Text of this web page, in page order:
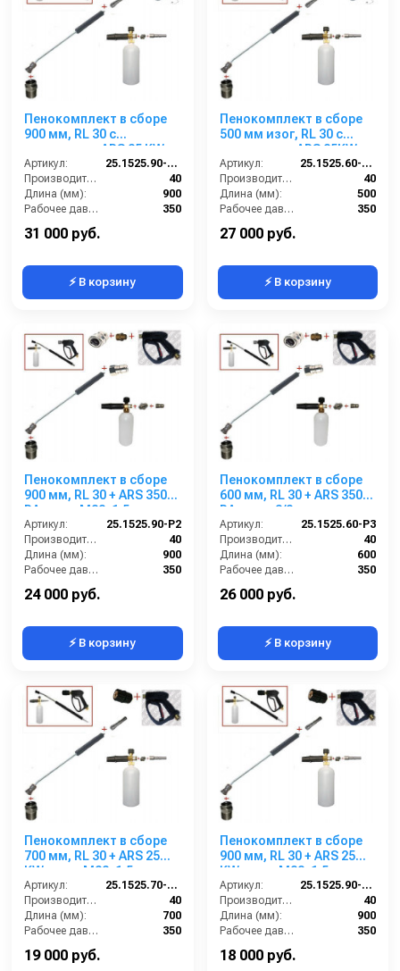
Пенокомплект в сборе
900 мм, RL 30 с
дренажем + ARS 25 KW;
вход М22х1,5ш.
Артикул:
25.1525.90-KW2D
Производительность (л/мин):
40
Длина (мм):
900
Рабочее давление (бар):
350
31 000 руб.
⚡ В корзину
Пенокомплект в сборе
500 мм изог, RL 30 с
дренажем + ARS 25KW;
вход М22х1,5ш.
Артикул:
25.1525.60-P2KWD
Производительность (л/мин):
40
Длина (мм):
500
Рабочее давление (бар):
350
27 000 руб.
⚡ В корзину
Пенокомплект в сборе
900 мм, RL 30 + ARS 350
РА; вход М22х1,5ш.
Артикул:
25.1525.90-P2
Производительность (л/мин):
40
Длина (мм):
900
Рабочее давление (бар):
350
24 000 руб.
⚡ В корзину
Пенокомплект в сборе
600 мм, RL 30 + ARS 350
РА; вход 3/8ш.
Артикул:
25.1525.60-P3
Производительность (л/мин):
40
Длина (мм):
600
Рабочее давление (бар):
350
26 000 руб.
⚡ В корзину
Пенокомплект в сборе
700 мм, RL 30 + ARS 25
KW; вход М22х1,5ш.
Артикул:
25.1525.70-KW2
Производительность (л/мин):
40
Длина (мм):
700
Рабочее давление (бар):
350
19 000 руб.
Пенокомплект в сборе
900 мм, RL 30 + ARS 25
KW; вход М22х1,5ш.
Артикул:
25.1525.90-KW2
Производительность (л/мин):
40
Длина (мм):
900
Рабочее давление (бар):
350
18 000 руб.